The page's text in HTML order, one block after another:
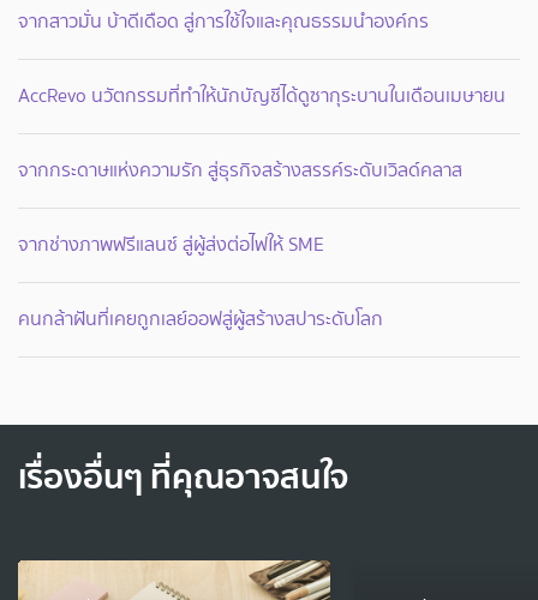
จากสาวมั่น บ้าดีเดือด สู่การใช้ใจและคุณธรรมนำองค์กร
AccRevo นวัตกรรมที่ทำให้นักบัญชีได้ดูซากุระบานในเดือนเมษายน
จากกระดาษแห่งความรัก สู่ธุรกิจสร้างสรรค์ระดับเวิลด์คลาส
จากช่างภาพฟรีแลนซ์ สู่ผู้ส่งต่อไฟให้ SME
คนกล้าฝันที่เคยถูกเลย์ออฟสู่ผู้สร้างสปาระดับโลก
เรื่องอื่นๆ ที่คุณอาจสนใจ